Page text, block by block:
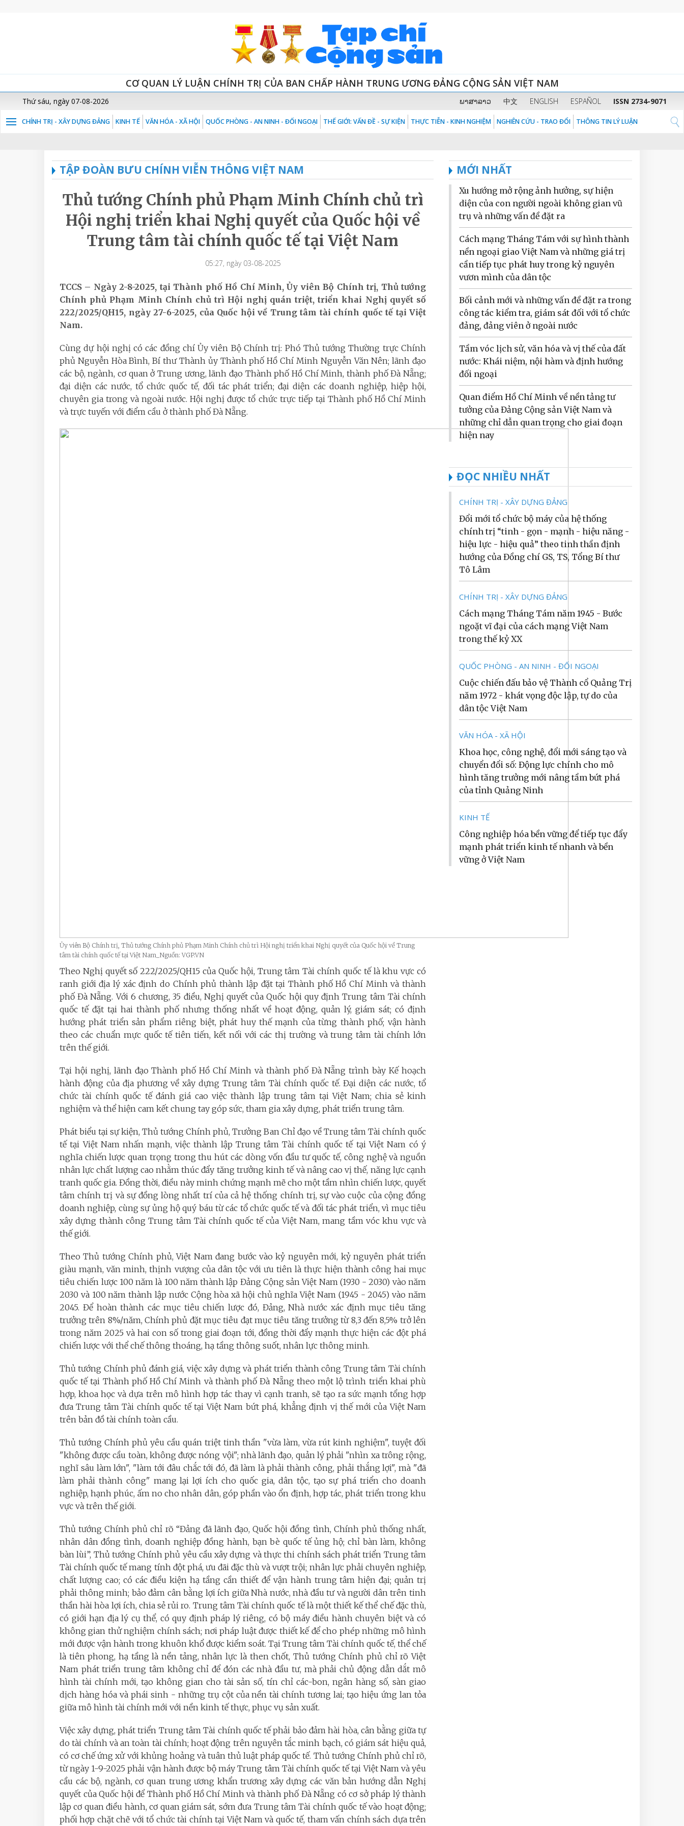
CƠ QUAN LÝ LUẬN CHÍNH TRỊ CỦA BAN CHẤP HÀNH TRUNG ƯƠNG ĐẢNG CỘNG SẢN VIỆT NAM
Thứ sáu, ngày 07-08-2026 ພາສາລາວ 中文 ENGLISH ESPAÑOL ISSN 2734-9071
CHÍNH TRỊ - XÂY DỰNG ĐẢNG KINH TẾ VĂN HÓA - XÃ HỘI QUỐC PHÒNG - AN NINH - ĐỐI NGOẠI THẾ GIỚI: VẤN ĐỀ - SỰ KIỆN THỰC TIỄN - KINH NGHIỆM NGHIÊN CỨU - TRAO ĐỔI THÔNG TIN LÝ LUẬN
TẬP ĐOÀN BƯU CHÍNH VIỄN THÔNG VIỆT NAM
Thủ tướng Chính phủ Phạm Minh Chính chủ trì
Hội nghị triển khai Nghị quyết của Quốc hội về
Trung tâm tài chính quốc tế tại Việt Nam
05:27, ngày 03-08-2025
TCCS – Ngày 2-8-2025, tại Thành phố Hồ Chí Minh,Ủy viên Bộ Chính trị, Thủ tướng
Chính phủ Phạm Minh Chính chủ trì Hội nghị quán triệt, triển khai Nghị quyết số
222/2025/QH15, ngày 27-6-2025, của Quốc hội về Trung tâm tài chính quốc tế tại Việt
Nam.
Cùng dự hội nghị có các đồng chí Ủy viên Bộ Chính trị: Phó Thủ tướng Thường trực Chính
phủ Nguyễn Hòa Bình, Bí thư Thành ủy Thành phố Hồ Chí Minh Nguyễn Văn Nên; lãnh đạo
các bộ, ngành, cơ quan ở Trung ương, lãnh đạo Thành phố Hồ Chí Minh, thành phố Đà Nẵng;
đại diện các nước, tổ chức quốc tế, đối tác phát triển; đại diện các doanh nghiệp, hiệp hội,
chuyên gia trong và ngoài nước. Hội nghị được tổ chức trực tiếp tại Thành phố Hồ Chí Minh
và trực tuyến với điểm cầu ở thành phố Đà Nẵng.
Ủy viên Bộ Chính trị, Thủ tướng Chính phủ Phạm Minh Chính chủ trì Hội nghị triển khai Nghị quyết của Quốc hội về Trung
tâm tài chính quốc tế tại Việt Nam_Nguồn: VGP.VN
Theo Nghị quyết số 222/2025/QH15 của Quốc hội, Trung tâm Tài chính quốc tế là khu vực có
ranh giới địa lý xác định do Chính phủ thành lập đặt tại Thành phố Hồ Chí Minh và thành
phố Đà Nẵng. Với 6 chương, 35 điều, Nghị quyết của Quốc hội quy định Trung tâm Tài chính
quốc tế đặt tại hai thành phố nhưng thống nhất về hoạt động, quản lý, giám sát; có định
hướng phát triển sản phẩm riêng biệt, phát huy thế mạnh của từng thành phố; vận hành
theo các chuẩn mực quốc tế tiên tiến, kết nối với các thị trường và trung tâm tài chính lớn
trên thế giới.
Tại hội nghị, lãnh đạo Thành phố Hồ Chí Minh và thành phố Đà Nẵng trình bày Kế hoạch
hành động của địa phương về xây dựng Trung tâm Tài chính quốc tế. Đại diện các nước, tổ
chức tài chính quốc tế đánh giá cao việc thành lập trung tâm tại Việt Nam; chia sẻ kinh
nghiệm và thể hiện cam kết chung tay góp sức, tham gia xây dựng, phát triển trung tâm.
Phát biểu tại sự kiện, Thủ tướng Chính phủ, Trưởng Ban Chỉ đạo về Trung tâm Tài chính quốc
tế tại Việt Nam nhấn mạnh, việc thành lập Trung tâm Tài chính quốc tế tại Việt Nam có ý
nghĩa chiến lược quan trọng trong thu hút các dòng vốn đầu tư quốc tế, công nghệ và nguồn
nhân lực chất lượng cao nhằm thúc đẩy tăng trưởng kinh tế và nâng cao vị thế, năng lực cạnh
tranh quốc gia. Đồng thời, điều này minh chứng mạnh mẽ cho một tầm nhìn chiến lược, quyết
tâm chính trị và sự đồng lòng nhất trí của cả hệ thống chính trị, sự vào cuộc của cộng đồng
doanh nghiệp, cùng sự ủng hộ quý báu từ các tổ chức quốc tế và đối tác phát triển, vì mục tiêu
xây dựng thành công Trung tâm Tài chính quốc tế của Việt Nam, mang tầm vóc khu vực và
thế giới.
Theo Thủ tướng Chính phủ, Việt Nam đang bước vào kỷ nguyên mới, kỷ nguyên phát triển
giàu mạnh, văn minh, thịnh vượng của dân tộc với ưu tiên là thực hiện thành công hai mục
tiêu chiến lược 100 năm là 100 năm thành lập Đảng Cộng sản Việt Nam (1930 - 2030) vào năm
2030 và 100 năm thành lập nước Cộng hòa xã hội chủ nghĩa Việt Nam (1945 - 2045) vào năm
2045. Để hoàn thành các mục tiêu chiến lược đó, Đảng, Nhà nước xác định mục tiêu tăng
trưởng trên 8%/năm, Chính phủ đặt mục tiêu đạt mục tiêu tăng trưởng từ 8,3 đến 8,5% trở lên
trong năm 2025 và hai con số trong giai đoạn tới, đồng thời đẩy mạnh thực hiện các đột phá
chiến lược với thể chế thông thoáng, hạ tầng thông suốt, nhân lực thông minh.
Thủ tướng Chính phủ đánh giá, việc xây dựng và phát triển thành công Trung tâm Tài chính
quốc tế tại Thành phố Hồ Chí Minh và thành phố Đà Nẵng theo một lộ trình triển khai phù
hợp, khoa học và dựa trên mô hình hợp tác thay vì cạnh tranh, sẽ tạo ra sức mạnh tổng hợp
đưa Trung tâm Tài chính quốc tế tại Việt Nam bứt phá, khẳng định vị thế mới của Việt Nam
trên bản đồ tài chính toàn cầu.
Thủ tướng Chính phủ yêu cầu quán triệt tinh thần "vừa làm, vừa rút kinh nghiệm", tuyệt đối
"không được cầu toàn, không được nóng vội"; nhà lãnh đạo, quản lý phải "nhìn xa trông rộng,
nghĩ sâu làm lớn", "làm tới đâu chắc tới đó, đã làm là phải thành công, phải thắng lợi", mà "đã
làm phải thành công" mang lại lợi ích cho quốc gia, dân tộc, tạo sự phá triển cho doanh
nghiệp, hạnh phúc, ấm no cho nhân dân, góp phần vào ổn định, hợp tác, phát triển trong khu
vực và trên thế giới.
Thủ tướng Chính phủ chỉ rõ “Đảng đã lãnh đạo, Quốc hội đồng tình, Chính phủ thống nhất,
nhân dân đồng tình, doanh nghiệp đồng hành, bạn bè quốc tế ủng hộ; chỉ bàn làm, không
bàn lùi”, Thủ tướng Chính phủ yêu cầu xây dựng và thực thi chính sách phát triển Trung tâm
Tài chính quốc tế mang tính đột phá, ưu đãi đặc thù và vượt trội; nhân lực phải chuyên nghiệp,
chất lượng cao; có các điều kiện hạ tầng cần thiết để vận hành trung tâm hiện đại; quản trị
phải thông minh; bảo đảm cân bằng lợi ích giữa Nhà nước, nhà đầu tư và người dân trên tinh
thần hài hòa lợi ích, chia sẻ rủi ro. Trung tâm Tài chính quốc tế là một thiết kế thể chế đặc thù,
có giới hạn địa lý cụ thể, có quy định pháp lý riêng, có bộ máy điều hành chuyên biệt và có
không gian thử nghiệm chính sách; nơi pháp luật được thiết kế để cho phép những mô hình
mới được vận hành trong khuôn khổ được kiểm soát. Tại Trung tâm Tài chính quốc tế, thể chế
là tiên phong, hạ tầng là nền tảng, nhân lực là then chốt, Thủ tướng Chính phủ chỉ rõ Việt
Nam phát triển trung tâm không chỉ để đón các nhà đầu tư, mà phải chủ động dẫn dắt mô
hình tài chính mới, tạo không gian cho tài sản số, tín chỉ các-bon, ngân hàng số, sàn giao
dịch hàng hóa và phái sinh - những trụ cột của nền tài chính tương lai; tạo hiệu ứng lan tỏa
giữa mô hình tài chính mới với nền kinh tế thực, phục vụ sản xuất.
Việc xây dựng, phát triển Trung tâm Tài chính quốc tế phải bảo đảm hài hòa, cân bằng giữa tự
do tài chính và an toàn tài chính; hoạt động trên nguyên tắc minh bạch, có giám sát hiệu quả,
có cơ chế ứng xử với khủng hoảng và tuân thủ luật pháp quốc tế. Thủ tướng Chính phủ chỉ rõ,
từ ngày 1-9-2025 phải vận hành được bộ máy Trung tâm Tài chính quốc tế tại Việt Nam và yêu
cầu các bộ, ngành, cơ quan trung ương khẩn trương xây dựng các văn bản hướng dẫn Nghị
quyết của Quốc hội để Thành phố Hồ Chí Minh và thành phố Đà Nẵng có cơ sở pháp lý thành
lập cơ quan điều hành, cơ quan giám sát, sớm đưa Trung tâm Tài chính quốc tế vào hoạt động;
phối hợp chặt chẽ với tổ chức tài chính tại Việt Nam và quốc tế, tham vấn chính sách dựa trên
MỚI NHẤT
Xu hướng mở rộng ảnh hưởng, sự hiện
diện của con người ngoài không gian vũ
trụ và những vấn đề đặt ra
Cách mạng Tháng Tám với sự hình thành
nền ngoại giao Việt Nam và những giá trị
cần tiếp tục phát huy trong kỷ nguyên
vươn mình của dân tộc
Bối cảnh mới và những vấn đề đặt ra trong
công tác kiểm tra, giám sát đối với tổ chức
đảng, đảng viên ở ngoài nước
Tầm vóc lịch sử, văn hóa và vị thế của đất
nước: Khái niệm, nội hàm và định hướng
đối ngoại
Quan điểm Hồ Chí Minh về nền tảng tư
tưởng của Đảng Cộng sản Việt Nam và
những chỉ dẫn quan trọng cho giai đoạn
hiện nay
ĐỌC NHIỀU NHẤT
CHÍNH TRỊ - XÂY DỰNG ĐẢNG
Đổi mới tổ chức bộ máy của hệ thống
chính trị “tinh - gọn - mạnh - hiệu năng -
hiệu lực - hiệu quả” theo tinh thần định
hướng của Đồng chí GS, TS, Tổng Bí thư
Tô Lâm
CHÍNH TRỊ - XÂY DỰNG ĐẢNG
Cách mạng Tháng Tám năm 1945 - Bước
ngoặt vĩ đại của cách mạng Việt Nam
trong thế kỷ XX
QUỐC PHÒNG - AN NINH - ĐỐI NGOẠI
Cuộc chiến đấu bảo vệ Thành cổ Quảng Trị
năm 1972 - khát vọng độc lập, tự do của
dân tộc Việt Nam
VĂN HÓA - XÃ HỘI
Khoa học, công nghệ, đổi mới sáng tạo và
chuyển đổi số: Động lực chính cho mô
hình tăng trưởng mới nâng tầm bứt phá
của tỉnh Quảng Ninh
KINH TẾ
Công nghiệp hóa bền vững để tiếp tục đẩy
mạnh phát triển kinh tế nhanh và bền
vững ở Việt Nam